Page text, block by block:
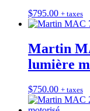
$795.00 + taxes
Martin
lumière
$750.00 + taxes